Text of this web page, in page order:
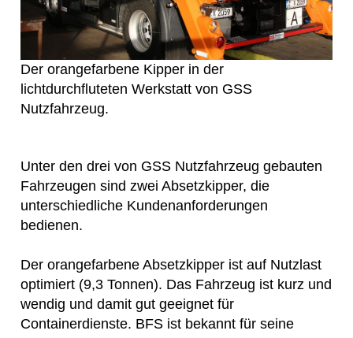
Der orangefarbene Kipper in der
lichtdurchfluteten Werkstatt von GSS
Nutzfahrzeug.
Unter den drei von GSS Nutzfahrzeug gebauten
Fahrzeugen sind zwei Absetzkipper, die
unterschiedliche Kundenanforderungen
bedienen.
Der orangefarbene Absetzkipper ist auf Nutzlast
optimiert (9,3 Tonnen). Das Fahrzeug ist kurz und
wendig und damit gut geeignet für
Containerdienste. BFS ist bekannt für seine